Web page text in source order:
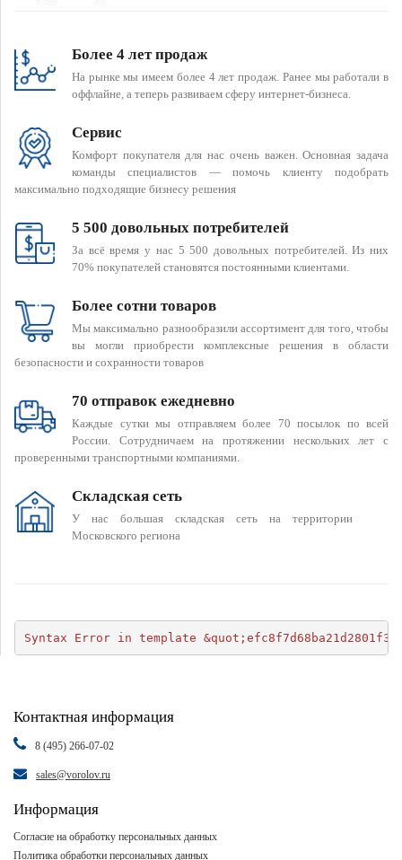
Более 4 лет продаж
На рынке мы имеем более 4 лет продаж. Ранее мы работали в
оффлайне, а теперь развиваем сферу интернет-бизнеса.
Сервис
Комфорт покупателя для нас очень важен. Основная задача
команды специалистов — помочь клиенту подобрать
максимально подходящие бизнесу решения
5 500 довольных потребителей
За всё время у нас 5 500 довольных потребителей. Из них
70% покупателей становятся постоянными клиентами.
Более сотни товаров
Мы максимально разнообразили ассортимент для того, чтобы
вы могли приобрести комплексные решения в области
безопасности и сохранности товаров
70 отправок ежедневно
Каждые сутки мы отправляем более 70 посылок по всей
России. Сотрудничаем на протяжении нескольких лет с
проверенными транспортными компаниями.
Складская сеть
У нас большая складская сеть на территории
Московского региона
Syntax Error in template
Контактная информация
8 (495) 266-07-02
sales@vorolov.ru
Информация
Согласие на обработку персональных данных
Политика обработки персональных данных